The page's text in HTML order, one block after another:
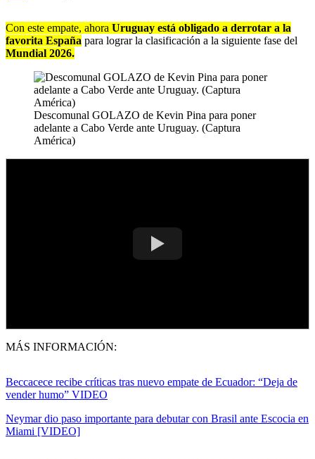
Con este empate, ahora Uruguay está obligado a derrotar a la
favorita España para lograr la clasificación a la siguiente fase del
Mundial 2026.
Descomunal GOLAZO de Kevin Pina para poner
adelante a Cabo Verde ante Uruguay. (Captura
América)
MÁS INFORMACIÓN:
Beccacece recibe críticas tras nuevo empate de Ecuador: “Deja de
vender humo” VIDEO
Neymar dio paso importante para debutar con Brasil ante Escocia en
Miami [VIDEO]